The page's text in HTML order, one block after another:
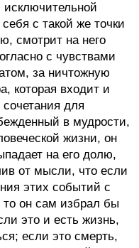
с такой же точки
смотрит на него
с чувствами
за ничтожную
которая входит и
для
в мудрости,
жизни, он
на его долю,
от мысли, что если
этих событий с
он сам избрал бы
это и есть жизнь,
если это смерть,